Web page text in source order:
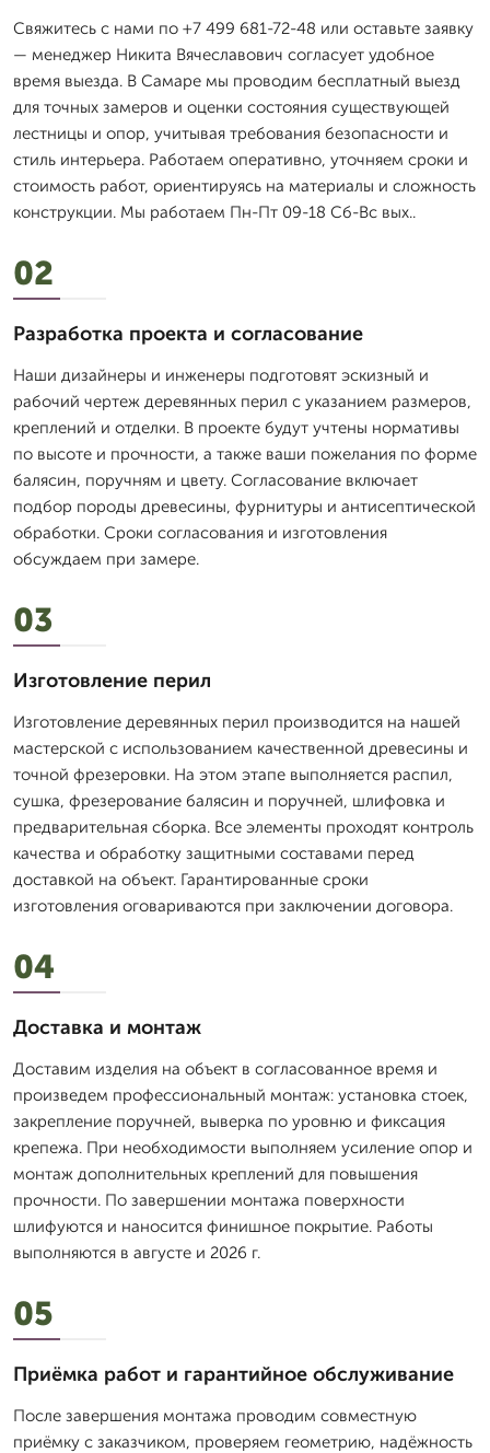
Свяжитесь с нами по +7 499 681-72-48 или оставьте заявку
— менеджер Никита Вячеславович согласует удобное
время выезда. В Самаре мы проводим бесплатный выезд
для точных замеров и оценки состояния существующей
лестницы и опор, учитывая требования безопасности и
стиль интерьера. Работаем оперативно, уточняем сроки и
стоимость работ, ориентируясь на материалы и сложность
конструкции. Мы работаем Пн-Пт 09-18 Сб-Вс вых..
02
Разработка проекта и согласование
Наши дизайнеры и инженеры подготовят эскизный и
рабочий чертеж деревянных перил с указанием размеров,
креплений и отделки. В проекте будут учтены нормативы
по высоте и прочности, а также ваши пожелания по форме
балясин, поручням и цвету. Согласование включает
подбор породы древесины, фурнитуры и антисептической
обработки. Сроки согласования и изготовления
обсуждаем при замере.
03
Изготовление перил
Изготовление деревянных перил производится на нашей
мастерской с использованием качественной древесины и
точной фрезеровки. На этом этапе выполняется распил,
сушка, фрезерование балясин и поручней, шлифовка и
предварительная сборка. Все элементы проходят контроль
качества и обработку защитными составами перед
доставкой на объект. Гарантированные сроки
изготовления оговариваются при заключении договора.
04
Доставка и монтаж
Доставим изделия на объект в согласованное время и
произведем профессиональный монтаж: установка стоек,
закрепление поручней, выверка по уровню и фиксация
крепежа. При необходимости выполняем усиление опор и
монтаж дополнительных креплений для повышения
прочности. По завершении монтажа поверхности
шлифуются и наносится финишное покрытие. Работы
выполняются в августе и 2026 г.
05
Приёмка работ и гарантийное обслуживание
После завершения монтажа проводим совместную
приёмку с заказчиком, проверяем геометрию, надёжность